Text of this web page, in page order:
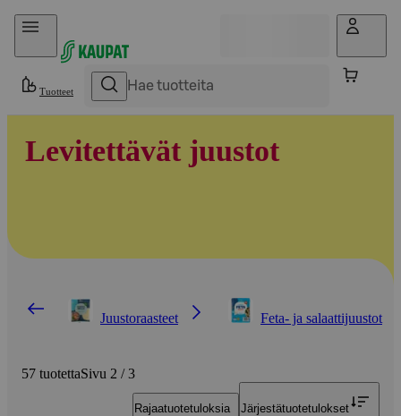
Hyppää sisältöön
Tuotteet
Levitettävät juustot
Juustoraasteet Feta- ja salaattijuustot
57 tuotettaSivu 2 / 3
Rajaatuotetuloksia Järjestätuotetulokset